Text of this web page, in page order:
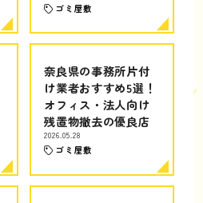
ゴミ屋敷
奈良県の事務所片付
け業者おすすめ5選！
オフィス・法人向け
残置物撤去の優良店
2026.05.28
ゴミ屋敷